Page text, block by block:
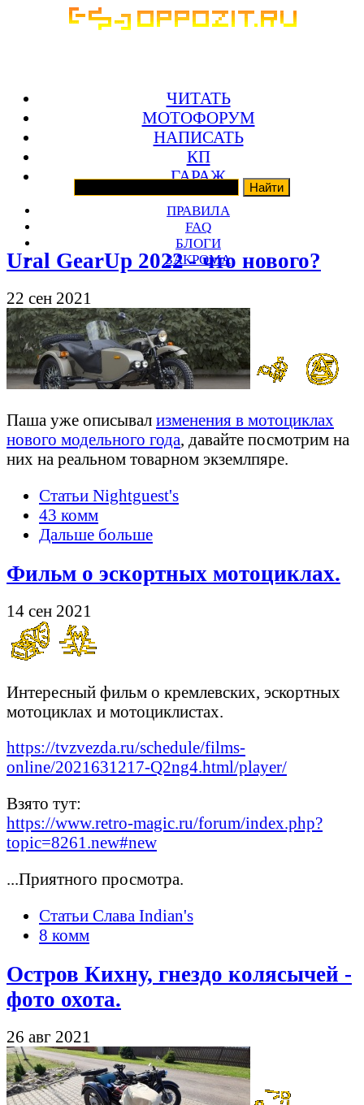
ЧИТАТЬ
МОТОФОРУМ
НАПИСАТЬ
КП
ГАРАЖ
ПРАВИЛА
FAQ
БЛОГИ
ЗАКРОМА
Ural GearUp 2022 - что нового?
22 сен 2021
Паша уже описывал изменения в мотоциклах
нового модельного года, давайте посмотрим на
них на реальном товарном экземлпяре.
Статьи Nightguest's
43 комм
Дальше больше
Фильм о эскортных мотоциклах.
14 сен 2021
Интересный фильм о кремлевских, эскортных
мотоциклах и мотоциклистах.
https://tvzvezda.ru/schedule/films-
online/2021631217-Q2ng4.html/player/
Взято тут:
https://www.retro-magic.ru/forum/index.php?
topic=8261.new#new
...Приятного просмотра.
Статьи Слава Indian's
8 комм
Остров Кихну, гнездо колясычей -
фото охота.
26 авг 2021